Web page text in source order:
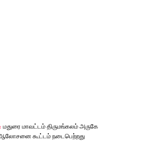
மதுரை மாவட்டம் திருமங்கலம் அருகே
ஆலோசனை கூட்டம் நடைபெற்றது